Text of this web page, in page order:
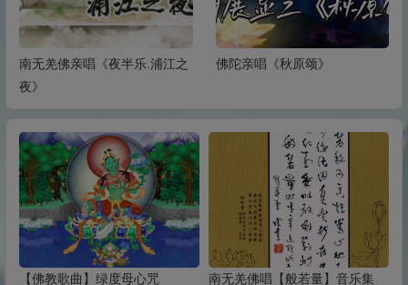
南无羌佛亲唱《夜半乐.浦江之
夜》
佛陀亲唱《秋原颂》
【佛教歌曲】绿度母心咒 南无羌佛唱【般若量】音乐集